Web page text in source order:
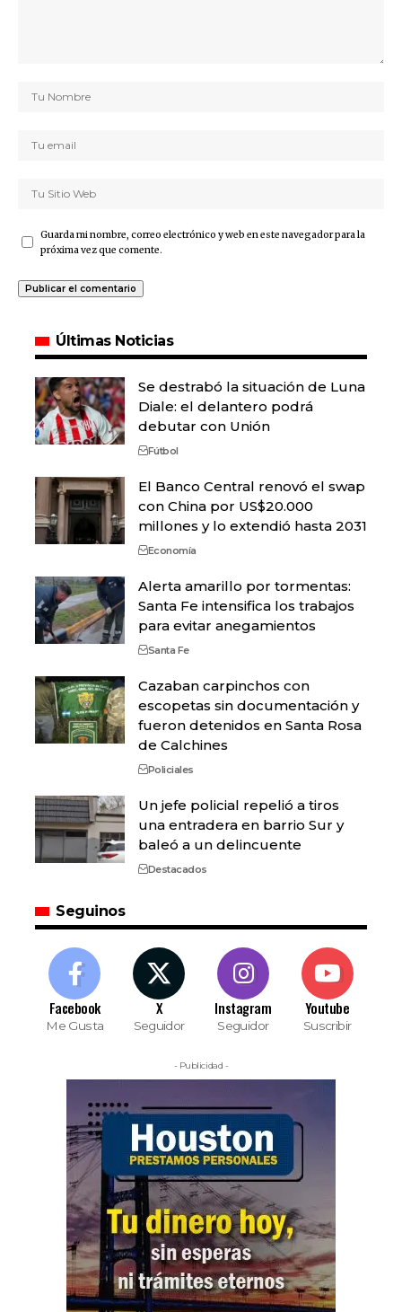
Guarda mi nombre, correo electrónico y web en este navegador para la
próxima vez que comente.
Últimas Noticias
Se destrabó la situación de Luna
Diale: el delantero podrá
debutar con Unión
Fútbol
El Banco Central renovó el swap
con China por US$20.000
millones y lo extendió hasta 2031
Economía
Alerta amarillo por tormentas:
Santa Fe intensifica los trabajos
para evitar anegamientos
Santa Fe
Cazaban carpinchos con
escopetas sin documentación y
fueron detenidos en Santa Rosa
de Calchines
Policiales
Un jefe policial repelió a tiros
una entradera en barrio Sur y
baleó a un delincuente
Destacados
Seguinos
Facebook
Me Gusta
X
Seguidor
Instagram
Seguidor
Youtube
Suscribir
- Publicidad -